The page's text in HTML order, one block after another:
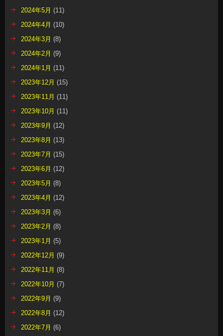
2024年5月 (11)
2024年4月 (10)
2024年3月 (8)
2024年2月 (9)
2024年1月 (11)
2023年12月 (15)
2023年11月 (11)
2023年10月 (11)
2023年9月 (12)
2023年8月 (13)
2023年7月 (15)
2023年6月 (12)
2023年5月 (8)
2023年4月 (12)
2023年3月 (6)
2023年2月 (8)
2023年1月 (5)
2022年12月 (9)
2022年11月 (8)
2022年10月 (7)
2022年9月 (9)
2022年8月 (12)
2022年7月 (6)